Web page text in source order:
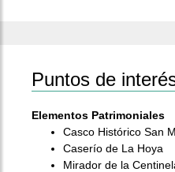
Puntos de
Elementos Patrimoniales
Casco Histórico San
Caserío de La Hoya
Mirador de la